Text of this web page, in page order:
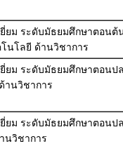
ยม ระดับมัธยมศึกษาตอนต้
นโลยี ด้านวิชาการ
ยม ระดับมัธยมศึกษาตอนป
านวิชาการ
ยม ระดับมัธยมศึกษาตอนป
นวิชาการ